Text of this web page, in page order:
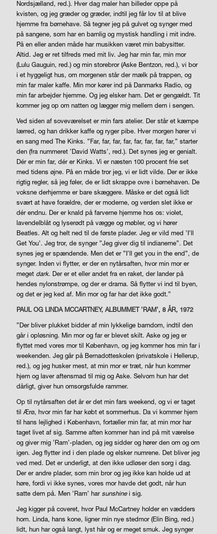
Nordsjælland, red.). Hver dag maler han billeder oppe på
kvisten, og jeg græder og græder, indtil jeg får lov til at blive
hjemme fra børnehave. Så tegner jeg på gulvet og synger med
på sangene, som har en barnlig og mystisk handling i mit indre.
På en eller anden måde har musikken været min babysitter.
Altid. Jeg er ret tilfreds med mit liv. Jeg har min far, min mor
(Lulu Gauguin, red.) og min storebror (Aske Bentzon, red.), vi bor
i et hyggeligt hus, om morgenen står der mælk på trappen, og
min far maler kaffe. Min mor kører ind på Danmarks Radio, og
min far arbejder hjemme. Og jeg elsker ham. Det er gengældt. Tit
kommer jeg op om natten og lægger mig mellem dem i sengen.
Ved siden af soveværelset er min fars atelier. Der står et kæmpe
lærred, og han drikker kaffe og ryger pibe. Hver morgen hører vi
en sang med The Kinks. ”Far, far, far, far, far, far, far, far,” starter
den (fra nummeret ’David Watts’, red.). Det synes jeg er genialt.
Dér er min far, dér er Kinks. Vi er næsten 100 procent frie set
med tidens øjne. På en måde tror jeg, vi er lidt vilde. Der er ikke
rigtig regler, så jeg føler, de er lidt skrappe ovre i børnehaven. De
voksne derhjemme er bare skæggere. Måske er det også lidt
svært at have forældre, der er moderne, og verden slet ikke er
dér endnu. Der er knald på farverne hjemme hos os: violet,
lavendelblåt og lyserødt på vægge og møbler, og vi hører
Beatles. Alt og helt ned til de første plader. Jeg er vild med ’I’ll
Get You’. Jeg tror, de synger ”Jeg giver dig til indianerne”. Det
synes jeg er spændende. Men det er ”I’ll get you in the end”, de
synger. Inden vi flytter, er der en nytårsaften, hvor min mor er
meget dark. Der er et eller andet fra en raket, der lander på
hendes nylonstrømpe, og der er drama. Så flytter vi ind til byen,
og det er jeg ked af. Min mor og far har det ikke godt.”
PAUL OG LINDA MCCARTNEY, ALBUMMET ’RAM’, 8 ÅR, 1972
”Der bliver plukket bidder af min lykkelige barndom, indtil den
går i opløsning. Min mor og far er blevet skilt. Aske og jeg er
flyttet med vores mor til København, og jeg kommer hos min far i
weekenden. Jeg går på Bernadotteskolen (privatskole i Hellerup,
red.), og jeg husker mest, at min mor er træt, når hun kommer
hjem og laver aftensmad til mig og Aske. Selvom hun har det
dårligt, giver hun omsorgsfulde rammer.
Op til nytårsaften det år er det min fars weekend, og vi er taget
til Ærø, hvor min far har købt et sommerhus. Da vi kommer hjem
til hans lejlighed i København, fortæller min far, at min mor har
taget livet af sig. Samme aften kommer han ind på mit værelse
og giver mig ’Ram’-pladen, og jeg sidder og hører den om og om
igen. Jeg flytter ind i den plade og elsker numrene. Det bliver jeg
ved med. Det er underligt, at den ikke udløser den sorg i dag.
Der er andre plader, som min bror og jeg ikke kan holde ud at
høre, fordi vi ikke synes, vores mor havde det godt, når hun
satte dem på. Men ’Ram’ har sunshinei sig.
Jeg kigger på coveret, hvor Paul McCartney holder en vædders
horn. Linda, hans kone, ligner min nye stedmor (Elin Bing, red.)
lidt, hun har også langt, lyst hår og er meget smuk. Jeg synger